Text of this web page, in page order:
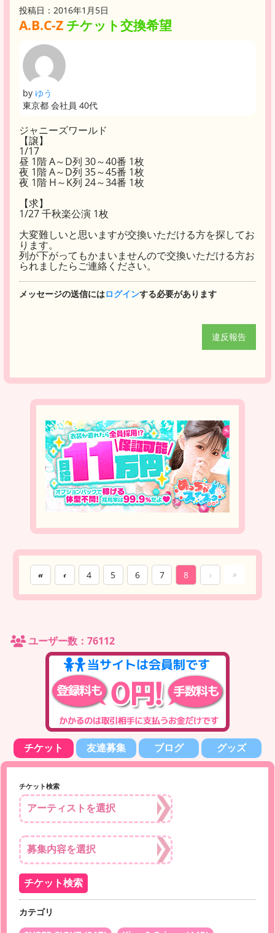
投稿日：2016年1月5日
A.B.C-Z チケット交換希望
by ゆう
東京都 会社員 40代
ジャニーズワールド
【譲】
1/17
昼 1階 A～D列 30～40番 1枚
夜 1階 A～D列 35～45番 1枚
夜 1階 H～K列 24～34番 1枚
【求】
1/27 千秋楽公演 1枚
大変難しいと思いますが交換いただける方を探してお
ります。
列が下がってもかまいませんので交換いただける方お
られましたらご連絡ください。
メッセージの送信にはログインする必要があります
違反報告
« ‹ 4 5 6 7 8 › »
ユーザー数：76112
チケット 友達募集 ブログ グッズ
チケット検索
カテゴリ